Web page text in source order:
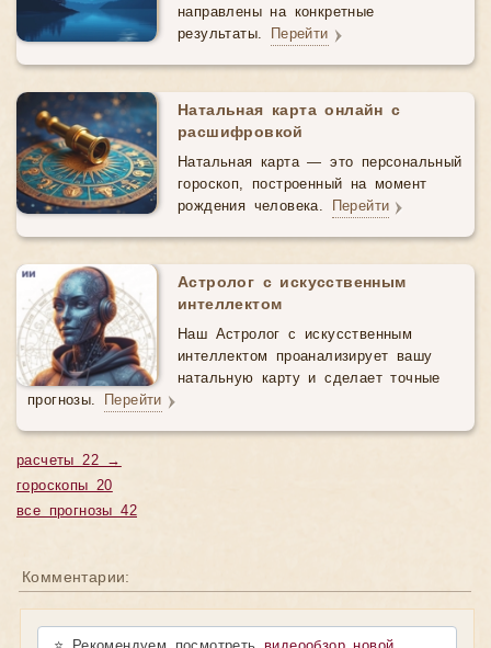
направлены на конкретные
результаты. Перейти
Натальная карта онлайн с
расшифровкой
Натальная карта — это персональный
гороскоп, построенный на момент
рождения человека. Перейти
Астролог с искусственным
интеллектом
Наш Астролог с искусственным
интеллектом проанализирует вашу
натальную карту и сделает точные
прогнозы. Перейти
расчеты 22 →
гороскопы 20
все прогнозы 42
Комментарии: